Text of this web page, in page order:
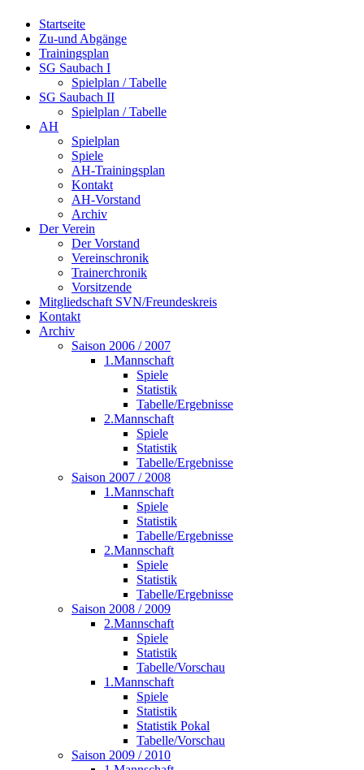
Startseite
Zu-und Abgänge
Trainingsplan
SG Saubach I
Spielplan / Tabelle
SG Saubach II
Spielplan / Tabelle
AH
Spielplan
Spiele
AH-Trainingsplan
Kontakt
AH-Vorstand
Archiv
Der Verein
Der Vorstand
Vereinschronik
Trainerchronik
Vorsitzende
Mitgliedschaft SVN/Freundeskreis
Kontakt
Archiv
Saison 2006 / 2007
1.Mannschaft
Spiele
Statistik
Tabelle/Ergebnisse
2.Mannschaft
Spiele
Statistik
Tabelle/Ergebnisse
Saison 2007 / 2008
1.Mannschaft
Spiele
Statistik
Tabelle/Ergebnisse
2.Mannschaft
Spiele
Statistik
Tabelle/Ergebnisse
Saison 2008 / 2009
2.Mannschaft
Spiele
Statistik
Tabelle/Vorschau
1.Mannschaft
Spiele
Statistik
Statistik Pokal
Tabelle/Vorschau
Saison 2009 / 2010